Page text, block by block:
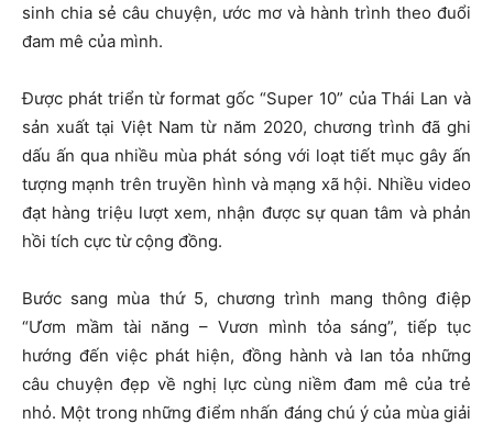
sinh chia sẻ câu chuyện, ước mơ và hành trình theo đuổi
đam mê của mình.
Được phát triển từ format gốc “Super 10” của Thái Lan và
sản xuất tại Việt Nam từ năm 2020, chương trình đã ghi
dấu ấn qua nhiều mùa phát sóng với loạt tiết mục gây ấn
tượng mạnh trên truyền hình và mạng xã hội. Nhiều video
đạt hàng triệu lượt xem, nhận được sự quan tâm và phản
hồi tích cực từ cộng đồng.
Bước sang mùa thứ 5, chương trình mang thông điệp
“Ươm mầm tài năng – Vươn mình tỏa sáng”, tiếp tục
hướng đến việc phát hiện, đồng hành và lan tỏa những
câu chuyện đẹp về nghị lực cùng niềm đam mê của trẻ
nhỏ. Một trong những điểm nhấn đáng chú ý của mùa giải